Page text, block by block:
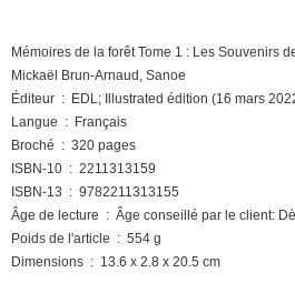
Mémoires de la forêt Tome 1 : Les Souvenirs
Mickaël Brun-Arnaud, Sanoe
Éditeur ‏ : ‎ EDL; Illustrated édition (16 mars
Langue ‏ : ‎ Français
Broché ‏ : ‎ 320 pages
ISBN-10 ‏ : ‎ 2211313159
ISBN-13 ‏ : ‎ 9782211313155
Âge de lecture ‏ : ‎ Âge conseillé par le
Poids de l'article ‏ : ‎ 554 g
Dimensions ‏ : ‎ 13.6 x 2.8 x 20.5 cm